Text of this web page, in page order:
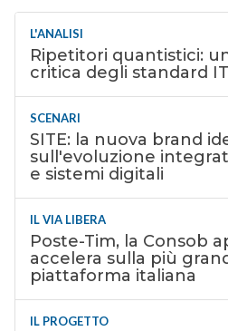
L'ANALISI
Ripetitori quantistici:
critica degli standard
SCENARI
SITE: la nuova brand
sull'evoluzione
e sistemi digitali
IL VIA LIBERA
Poste-Tim, la Consob
accelera sulla più
piattaforma italiana
IL PROGETTO